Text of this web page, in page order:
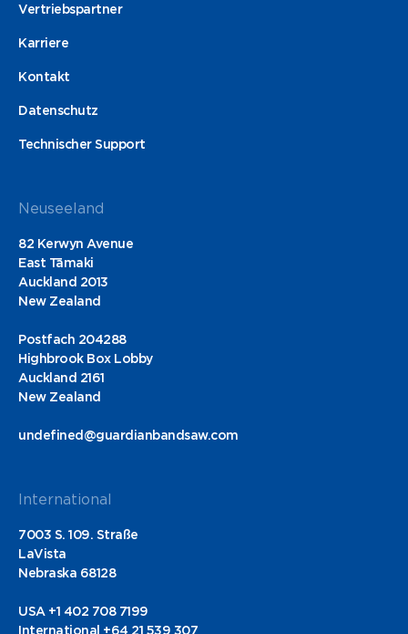
Vertriebspartner
Karriere
Kontakt
Datenschutz
Technischer Support
Neuseeland
82 Kerwyn Avenue
East Tāmaki
Auckland 2013
New Zealand
Postfach 204288
Highbrook Box Lobby
Auckland 2161
New Zealand
undefined@guardianbandsaw.com
International
7003 S. 109. Straße
LaVista
Nebraska 68128
USA +1 402 708 7199
International +64 21 539 307